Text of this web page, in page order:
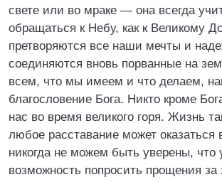
свете или во мраке — она всегда
обращаться к Небу, как к Великому
претворяются все наши мечты и
соединяются вновь порванные на
всем, что мы имеем и что делаем,
благословение Бога. Никто кроме
нас во время великого горя. Жизнь
любое расставание может
никогда не можем быть уверены, что
возможность попросить прощения за